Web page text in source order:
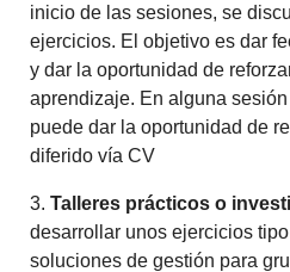
inicio de las sesiones, se
ejercicios. El objetivo es dar
y dar la oportunidad de
aprendizaje. En alguna
puede dar la oportunidad de
diferido vía CV
3.Talleres prácticos o
desarrollar unos ejercicios
soluciones de gestión para